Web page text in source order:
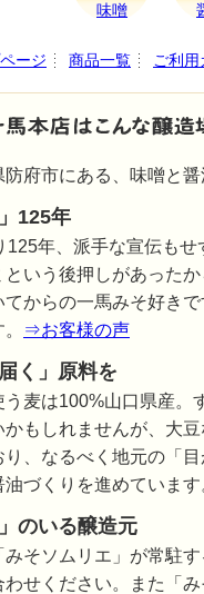
味噌
ージ 商品一覧 ご利
府市にある、味噌と
125年
125年、派手な宣伝も
いう後押しがあった
からの一馬みそ好き
⇒お客様の声
く」原料を
麦は100%山口県産。
もしれませんが、大
、なるべく地元の「
づくりを進めています
のいる醸造元
そソムリエ」が常駐
せください。また「